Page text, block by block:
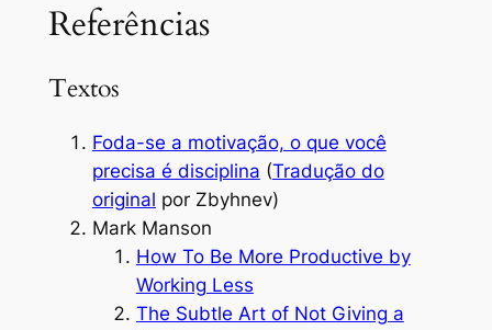
Referências
Textos
Foda-se a motivação, o que você
precisa é disciplina (Tradução do
original por Zbyhnev)
Mark Manson
How To Be More Productive by
Working Less
The Subtle Art of Not Giving a